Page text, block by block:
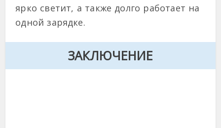
ярко светит, а также долго работает на
одной зарядке.
ЗАКЛЮЧЕНИЕ